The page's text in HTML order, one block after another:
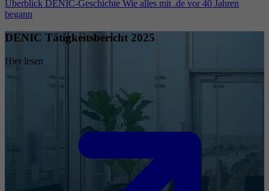
Überblick DENIC-Geschichte Wie alles mit .de vor 40 Jahren
begann
DENIC Tätigkeitsbericht 2025
Hier lesen